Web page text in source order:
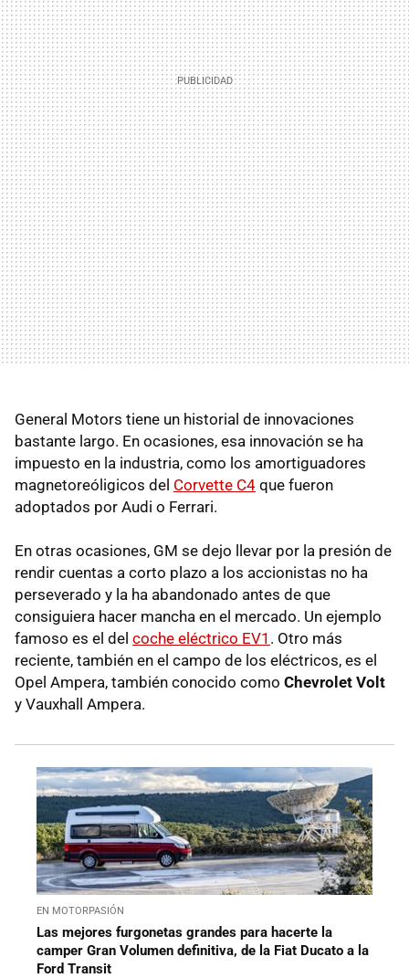
General Motors tiene un historial de innovaciones
bastante largo. En ocasiones, esa innovación se ha
impuesto en la industria, como los amortiguadores
magnetoreóligicos del Corvette C4 que fueron
adoptados por Audi o Ferrari.
En otras ocasiones, GM se dejo llevar por la presión de
rendir cuentas a corto plazo a los accionistas no ha
perseverado y la ha abandonado antes de que
consiguiera hacer mancha en el mercado. Un ejemplo
famoso es el del coche eléctrico EV1 . Otro más
reciente, también en el campo de los eléctricos, es el
Opel Ampera, también conocido como Chevrolet Volt
y Vauxhall Ampera.
EN MOTORPASIÓN
Las mejores furgonetas grandes para hacerte la
camper Gran Volumen definitiva, de la Fiat Ducato a la
Ford Transit